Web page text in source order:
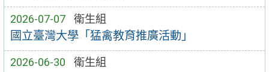
2026-07-07 衛生組
國立臺灣大學「猛禽教育推廣活動」
2026-06-30 衛生組